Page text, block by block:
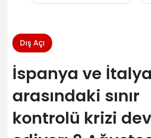
Dış Açı
İspanya ve İtalya
arasındaki sınır
kontrolü krizi